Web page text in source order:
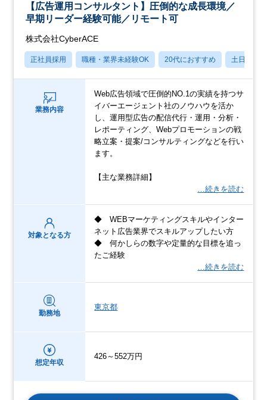
【広告運用コンサルタント】圧倒的な成長環境／
早期リーダー経験可能／リモート可
株式会社CyberACE
正社員採用 職種・業界未経験OK 20代におすすめ 土日祝休み
業務内容
Web広告領域で圧倒的NO.1の実績を持つサ
イバーエージェント社のノウハウを活か
し、運用型広告の配信代行・運用・分析・
レポーティング、Webプロモーションの戦
略立案・提案/コンサルティングなどを行い
ます。
【主な業務詳細】
…続きを読む
対象となる方
◆ WEBマーケティングスキルやインター
ネット広告業界でスキルアップしたい方
◆ 何かしらの数字や定量的な目標を追っ
たご経験
…続きを読む
勤務地
東京都
想定年収
426～552万円